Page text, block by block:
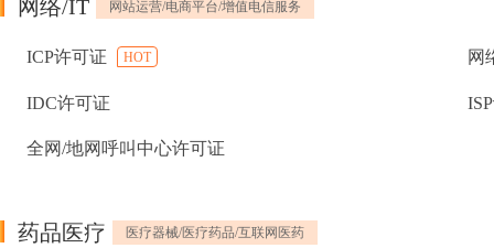
网络/IT 网站运营/电商平台/增值电信服务
ICP许可证 HOT 网
IDC许可证
全网/地网呼叫中心许可证
药品医疗 医疗器械/医疗药品/互联网医药